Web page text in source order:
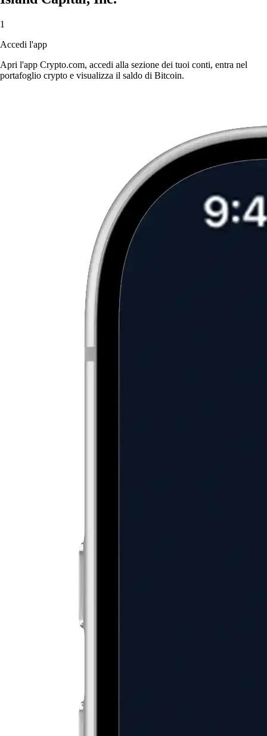
1
Accedi l'app
Apri l'app Crypto.com, accedi alla sezione dei tuoi conti, entra nel
portafoglio crypto e visualizza il saldo di Bitcoin.